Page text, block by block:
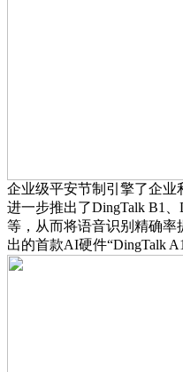
企业级平安节制引擎了企
进一步推出了DingTalk B1
等，从而将语音识别精确率
出的首款AI硬件“DingTalk